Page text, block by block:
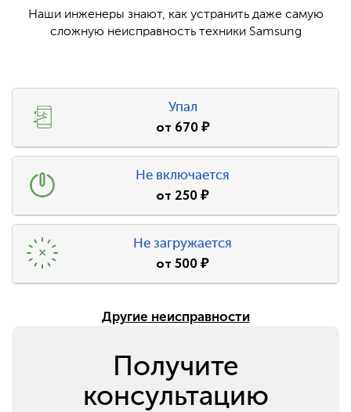
Наши инженеры знают, как устранить даже самую
сложную неисправность техники Samsung
Упал
от 670₽
Не включается
от 250₽
Не загружается
от500₽
Другие неисправности
Получите
консультацию